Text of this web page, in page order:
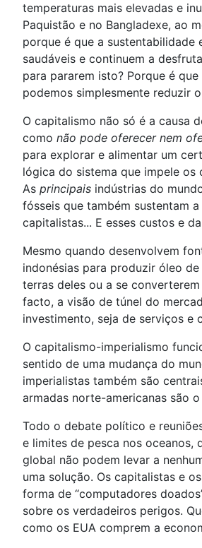
temperaturas mais elevadas e
Paquistão e no Bangladexe, ao
porque é que a sustentabilidade
saudáveis e continuem a
para pararem isto? Porque é
podemos simplesmente reduzir
O capitalismo não só é a causa
como não pode oferecer nem
para explorar e alimentar um
lógica do sistema que impele
As principais indústrias do
fósseis que também sustentam
capitalistas... E esses custos e
Mesmo quando desenvolvem
indonésias para produzir óleo
terras deles ou a se
facto, a visão de túnel do
investimento, seja de serviços e
O capitalismo-imperialismo
sentido de uma mudança do
imperialistas também são
armadas norte-americanas são
Todo o debate político e
e limites de pesca nos oceanos,
global não podem levar a
uma solução. Os capitalistas e
forma de “computadores
sobre os verdadeiros perigos.
como os EUA comprem a